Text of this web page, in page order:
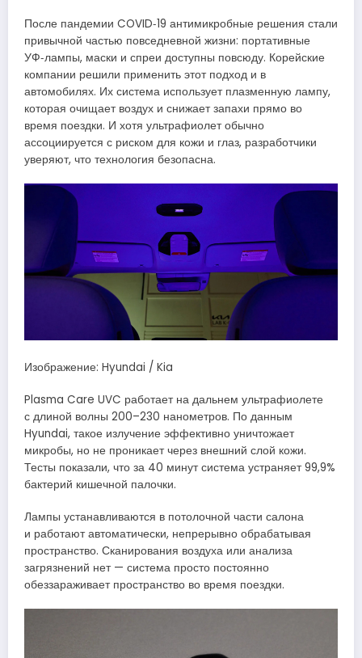
После пандемии COVID‑19 антимикробные решения стали
привычной частью повседневной жизни: портативные
УФ‑лампы, маски и спреи доступны повсюду. Корейские
компании решили применить этот подход и в
автомобилях. Их система использует плазменную лампу,
которая очищает воздух и снижает запахи прямо во
время поездки. И хотя ультрафиолет обычно
ассоциируется с риском для кожи и глаз, разработчики
уверяют, что технология безопасна.
Изображение: Hyundai / Kia
Plasma Care UVC работает на дальнем ультрафиолете
с длиной волны 200–230 нанометров. По данным
Hyundai, такое излучение эффективно уничтожает
микробы, но не проникает через внешний слой кожи.
Тесты показали, что за 40 минут система устраняет 99,9%
бактерий кишечной палочки.
Лампы устанавливаются в потолочной части салона
и работают автоматически, непрерывно обрабатывая
пространство. Сканирования воздуха или анализа
загрязнений нет — система просто постоянно
обеззараживает пространство во время поездки.